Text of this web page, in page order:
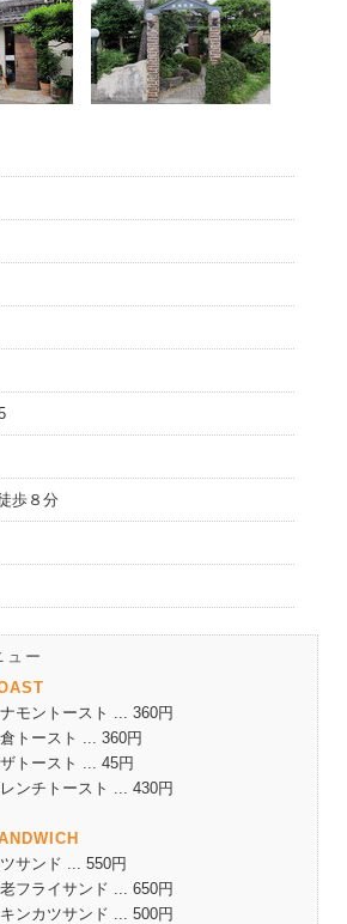
歩８分
ュー
モントースト ... 360円
トースト ... 360円
トースト ... 45円
ンチトースト ... 430円
サンド ... 550円
フライサンド ... 650円
ンカツサンド ... 500円